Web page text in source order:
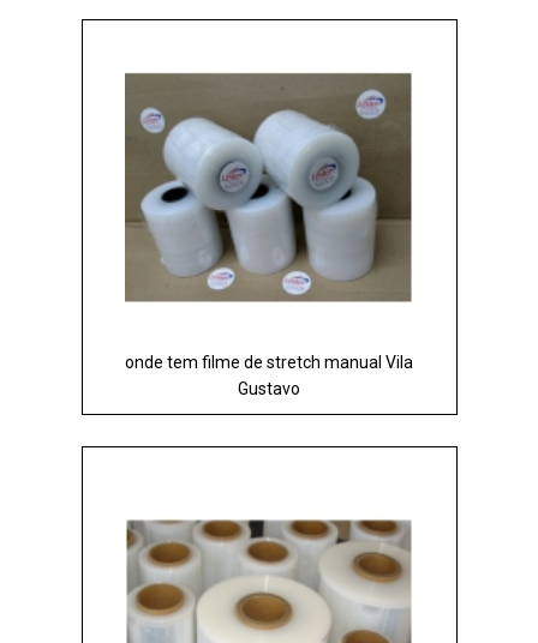
onde tem filme de stretch manual Vila
Gustavo